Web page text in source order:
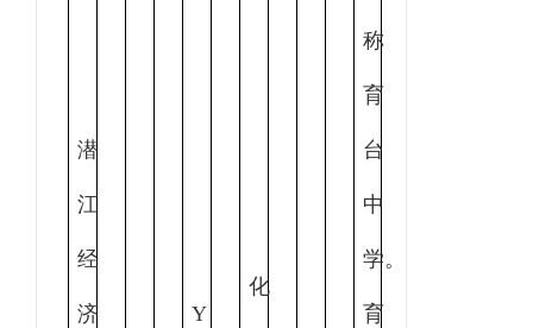
潜
江
经
济 Y
化
称
育
台
中
学。
育